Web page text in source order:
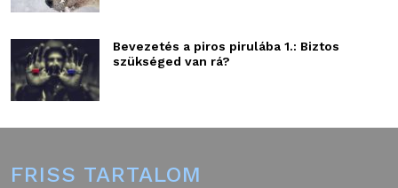
Bevezetés a piros pirulába 1.: Biztos
szükséged van rá?
FRISS TARTALOM